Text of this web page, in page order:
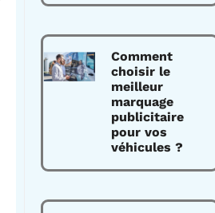
Comment
choisir le
meilleur
marquage
publicitaire
pour vos
véhicules ?